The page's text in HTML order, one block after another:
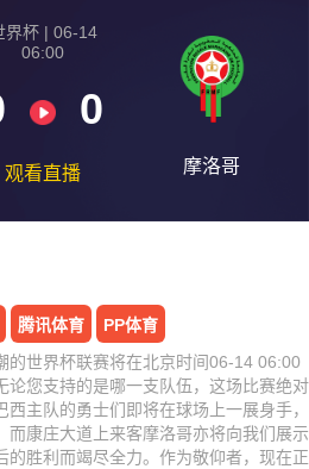
界杯 | 06-14
06:00
0
观看直播 摩洛哥
腾讯体育
PP体育
的世界杯联赛将在北京时间06-14 06:00
论您支持的是哪一支队伍，这场比赛绝对
主队的勇士们即将在球场上一展身手，
而康庄大道上来客摩洛哥亦将向我们展示
的胜利而竭尽全力。作为敬仰者，现在正